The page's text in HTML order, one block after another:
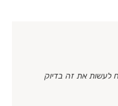
לעשות את זה בדיוק